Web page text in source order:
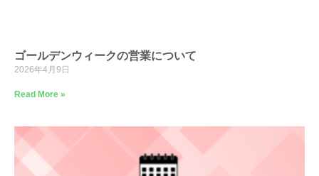
ゴールデンウィークの営業について
2026年4月9日
Read More »